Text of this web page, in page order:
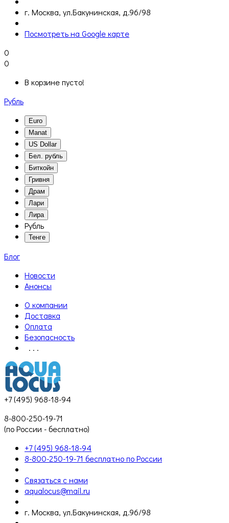
г. Москва, ул.Бакунинская, д.96/98
Посмотреть на Google карте
0
0
В корзине пусто!
Рубль
Euro
Manat
US Dollar
Бел. рубль
Биткойн
Гривня
Драм
Лари
Лира
Рубль
Тенге
Блог
Новости
Анонсы
О компании
Доставка
Оплата
Безопасность
. . .
+7 (495) 968-18-94
8-800-250-19-71
(по России - бесплатно)
+7 (495) 968-18-94
8-800-250-19-71 бесплатно по России
Связаться с нами
aqualocus@mail.ru
г. Москва, ул.Бакунинская, д.96/98